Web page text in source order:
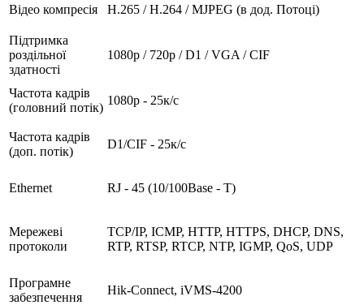
Відео компресія H.265 / H.264 / MJPEG (в дод. Потоці)
Підтримка
роздільної
здатності
1080p / 720p / D1 / VGA / CIF
Частота кадрів
(головний потік)
1080p - 25к/с
Частота кадрів
(доп. потік)
D1/CIF - 25к/с
Ethernet RJ - 45 (10/100Base - T)
Мережеві
протоколи
TCP/IP, ICMP, HTTP, HTTPS, DHCP, DNS,
RTP, RTSP, RTCP, NTP, IGMP, QoS, UDP
Програмне
забезпечення
Hik-Connect, iVMS-4200